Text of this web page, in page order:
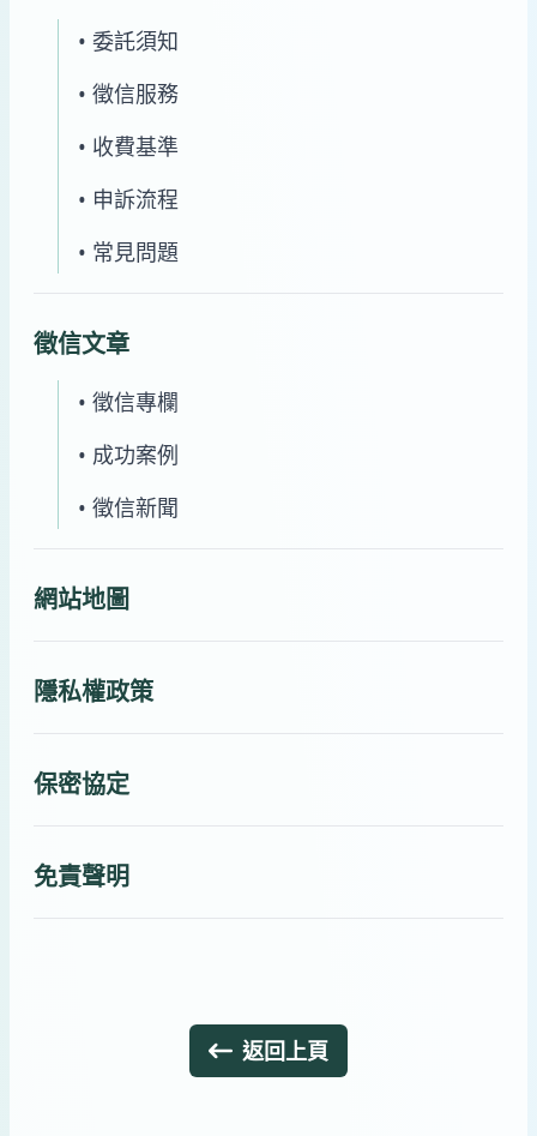
• 委託須知
• 徵信服務
• 收費基準
• 申訴流程
• 常見問題
徵信文章
• 徵信專欄
• 成功案例
• 徵信新聞
網站地圖
隱私權政策
保密協定
免責聲明
返回上頁